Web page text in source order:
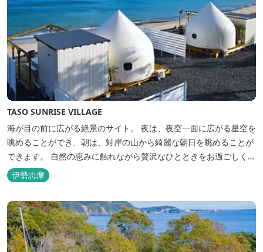
TASO SUNRISE VILLAGE
海が目の前に広がる絶景のサイト。 夜は、夜空一面に広がる星空を
眺めることができ、朝は、対岸の山から綺麗な朝日を眺めることが
できます。 自然の恵みに触れながら贅沢なひとときをお過ごしくだ
さい。 ウッドテラスでのバーベキューを楽しむこともでき、BBQ
初心者でも安心のガスBBQ台をご用意しております。 また、海岸
を散策しながら海風を感じるのもよし、インスタントハウス内でリ
ラックスする...
伊勢志摩